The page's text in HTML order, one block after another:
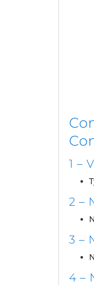
1 –
2 –
3 –
4 –